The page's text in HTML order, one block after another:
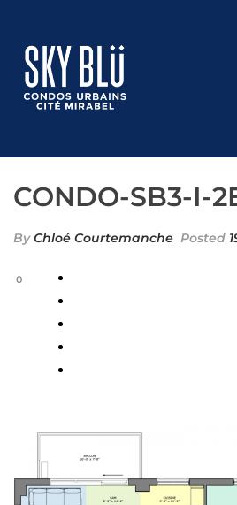
CONDO-SB3-I-
ByChloé Courtemanche Posted
0